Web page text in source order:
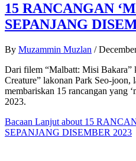
15 RANCANGAN
SEPANJANG
By Muzammin Muzlan /
Dari filem “Malbatt: Misi Bakara”
Creature” lakonan Park Seo-joon,
membariskan 15 rancangan yang
2023.
Bacaan Lanjut about 15
SEPANJANG DISEMBER 2023